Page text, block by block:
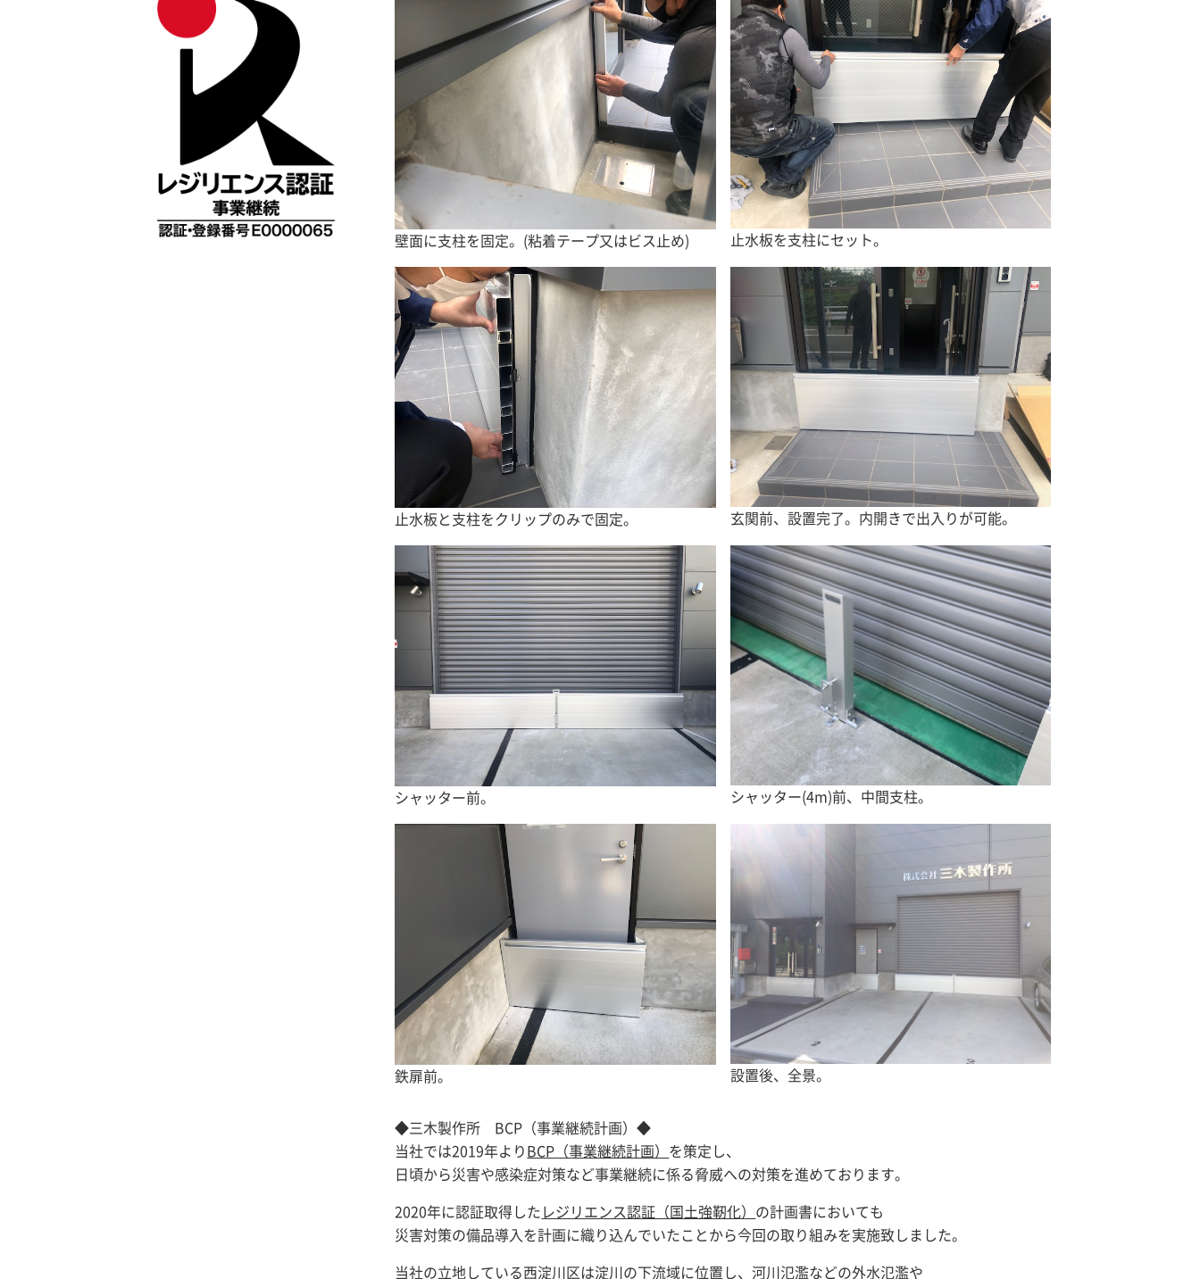
壁面に支柱を固定。(粘着テープ又はビス止め) 止水板を支柱にセット。
止水板と支柱をクリップのみで固定。 玄関前、設置完了。内開きで出入りが可能。
シャッター前。 シャッター(4m)前、中間支柱。
鉄扉前。 設置後、全景。
◆三木製作所 BCP（事業継続計画）◆
当社では2019年より BCP（事業継続計画） を策定し、
日頃から災害や感染症対策など事業継続に係る脅威への対策を進めております。
2020年に認証取得した レジリエンス認証（国土強靭化） の計画書においても
災害対策の備品導入を計画に織り込んでいたことから今回の取り組みを実施致しました。
当社の立地している西淀川区は淀川の下流域に位置し、河川氾濫などの外水氾濫や